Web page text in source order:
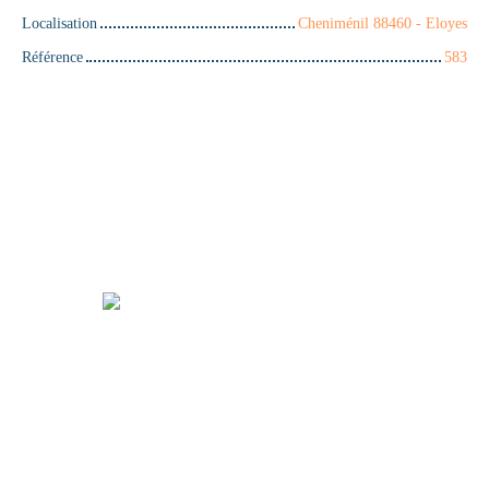
Localisation
Cheniménil 88460 - Eloyes
Référence
583